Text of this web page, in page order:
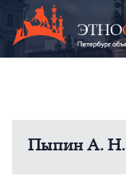
Пыпин А. Н.